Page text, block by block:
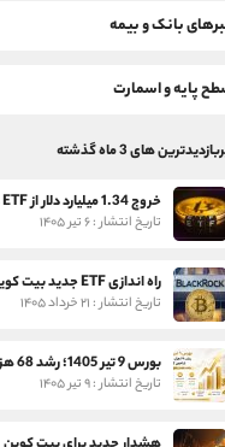
بانک و بیمه
پایه و اسمارت
های 3 ماه گذشته
خروج 1.34 میلیارد دلار از ETF های بیت کوین در یک هفته
تاریخ انتشار : ۶ تیر ۱۴۰۵
راه اندازی ETF جدید بیت کوین با درآمد ماهانه
تاریخ انتشار : ۲۱ خرداد ۱۴۰۵
تاریخ انتشار : ۹ تیر ۱۴۰۵